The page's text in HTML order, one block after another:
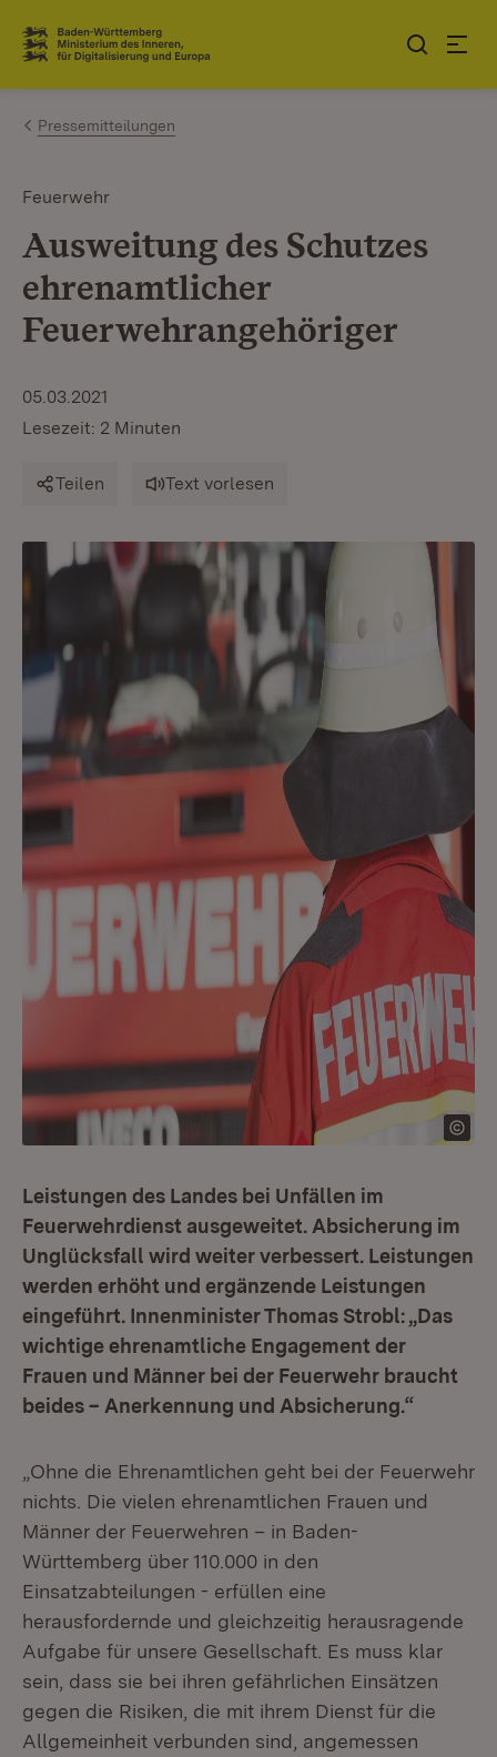
Zum Inhalt springen
Link zur Startseite
Pressemitteilungen
Feuerwehr
Ausweitung des Schutzes
ehrenamtlicher
Feuerwehrangehöriger
05.03.2021
Lesezeit: 2 Minuten
Teilen Text vorlesen
Leistungen des Landes bei Unfällen im
Feuerwehrdienst ausgeweitet. Absicherung im
Unglücksfall wird weiter verbessert. Leistungen
werden erhöht und ergänzende Leistungen
eingeführt. Innenminister Thomas Strobl: „Das
wichtige ehrenamtliche Engagement der
Frauen und Männer bei der Feuerwehr braucht
beides – Anerkennung und Absicherung.“
„Ohne die Ehrenamtlichen geht bei der Feuerwehr
nichts. Die vielen ehrenamtlichen Frauen und
Männer der Feuerwehren – in Baden-
Württemberg über 110.000 in den
Einsatzabteilungen - erfüllen eine
herausfordernde und gleichzeitig herausragende
Aufgabe für unsere Gesellschaft. Es muss klar
sein, dass sie bei ihren gefährlichen Einsätzen
gegen die Risiken, die mit ihrem Dienst für die
Allgemeinheit verbunden sind, angemessen